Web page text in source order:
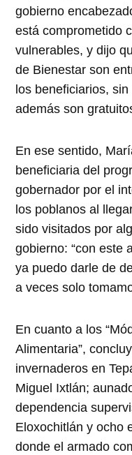
gobierno
está comprometido
vulnerables, y dijo
de Bienestar son
los beneficiarios,
además son
En ese sentido,
beneficiaria del
gobernador por el
los poblanos al
sido visitados por
gobierno: “con este
ya puedo darle de
a veces solo
En cuanto a los
Alimentaria”,
invernaderos en
Miguel Ixtlán;
dependencia
Eloxochitlán y ocho
donde el armado